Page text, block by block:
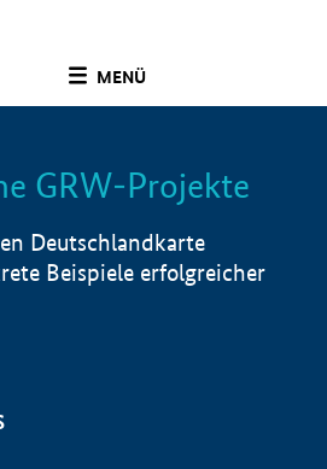
MENÜ
Info
GRW-Projekte
Deutschlandkarte
Beispiele erfolgreicher